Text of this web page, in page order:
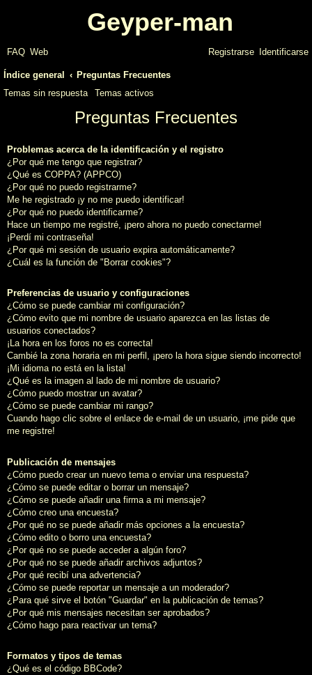
Geyper-man
FAQ Web Identificarse
Registrarse
Índice general Preguntas Frecuentes
Temas sin respuesta Temas activos
Preguntas Frecuentes
Problemas acerca de la identificación y el registro
¿Por qué me tengo que registrar?
¿Qué es COPPA? (APPCO)
¿Por qué no puedo registrarme?
Me he registrado ¡y no me puedo identificar!
¿Por qué no puedo identificarme?
Hace un tiempo me registré, ¡pero ahora no puedo conectarme!
¡Perdí mi contraseña!
¿Por qué mi sesión de usuario expira automáticamente?
¿Cuál es la función de "Borrar cookies"?
Preferencias de usuario y configuraciones
¿Cómo se puede cambiar mi configuración?
¿Cómo evito que mi nombre de usuario aparezca en las listas de
usuarios conectados?
¡La hora en los foros no es correcta!
Cambié la zona horaria en mi perfil, ¡pero la hora sigue siendo incorrecto!
¡Mi idioma no está en la lista!
¿Qué es la imagen al lado de mi nombre de usuario?
¿Cómo puedo mostrar un avatar?
¿Cómo se puede cambiar mi rango?
Cuando hago clic sobre el enlace de e-mail de un usuario, ¡me pide que
me registre!
Publicación de mensajes
¿Cómo puedo crear un nuevo tema o enviar una respuesta?
¿Cómo se puede editar o borrar un mensaje?
¿Cómo se puede añadir una firma a mi mensaje?
¿Cómo creo una encuesta?
¿Por qué no se puede añadir más opciones a la encuesta?
¿Cómo edito o borro una encuesta?
¿Por qué no se puede acceder a algún foro?
¿Por qué no se puede añadir archivos adjuntos?
¿Por qué recibí una advertencia?
¿Cómo se puede reportar un mensaje a un moderador?
¿Para qué sirve el botón "Guardar" en la publicación de temas?
¿Por qué mis mensajes necesitan ser aprobados?
¿Cómo hago para reactivar un tema?
Formatos y tipos de temas
¿Qué es el código BBCode?